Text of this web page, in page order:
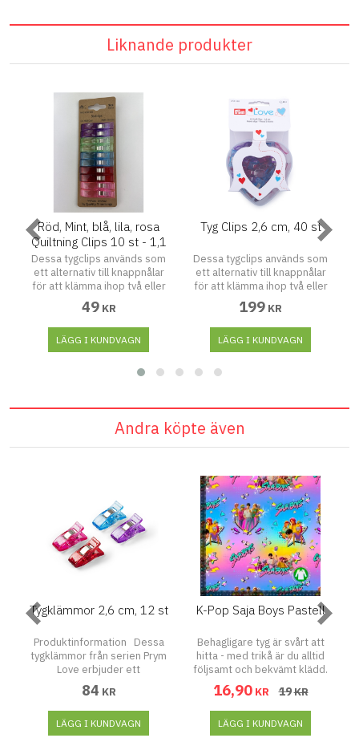
Liknande produkter
Röd, Mint, blå, lila, rosa
Quiltning Clips 10 st - 1,1
cm
Dessa tygclips används som
ett alternativ till knappnålar
för att klämma ihop två eller
flera tygskikt och är därför
lämpliga att använda vid att sy
ihop quiltade kanter, eller i
grövre material som läder.
Tygclipsen fästes snabbt och
enkelt utan att skada
Metall
49 KR
LÄGG I KUNDVAGN
Tyg Clips 2,6 cm, 40 st
Dessa tygclips används som
ett alternativ till knappnålar
för att klämma ihop två eller
flera tygskikt och är därför
lämpliga att använda vid att sy
ihop quiltade kanter, eller i
grövre material som läder.
Tygclipsen fästes snabbt och
enkelt utan att skada
199 KR
LÄGG I KUNDVAGN
Andra köpte även
Tygklämmor 2,6 cm, 12 st
Produktinformation Dessa
tygklämmor från serien Prym
Love erbjuder ett
framgångsrikt alternativ till
fästning med konventionella
stift. Dessa tygklämmor är
särskilt lämpade för tyger
84 KR
LÄGG I KUNDVAGN
K-Pop Saja Boys Pastell
Behagligare tyg är svårt att
hitta - med trikå är du alltid
följsamt och bekvämt klädd.
Trikå, även kallat jersey är en
stickning som ger materialet
en töjbar och flexibel effekt.
Detta ger trikån extra trevliga
16,90 KR 19KR
LÄGG I KUNDVAGN